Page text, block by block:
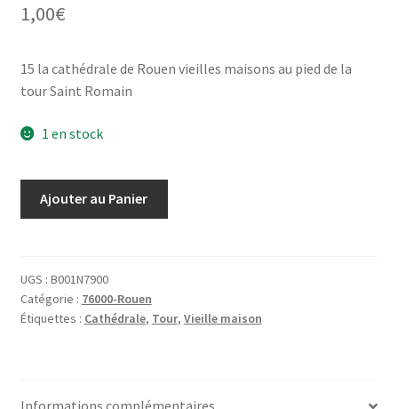
1,00€
15 la cathédrale de Rouen vieilles maisons au pied de la
tour Saint Romain
1 en stock
cathédrale
de
Rouen
Ajouter au Panier
UGS : B001N7900
Catégorie : 76000-Rouen
Étiquettes : Cathédrale, Tour, Vieille maison